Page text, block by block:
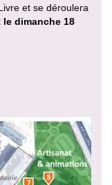
et se déroulera
le dimanche 18